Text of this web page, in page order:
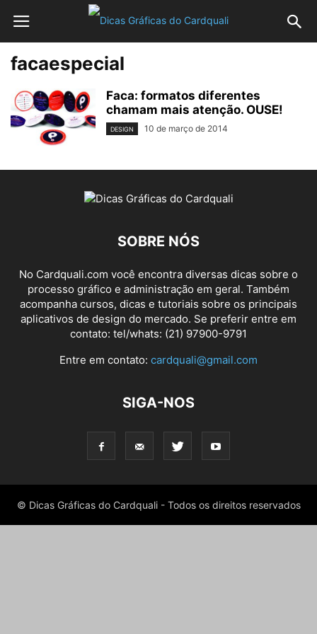
facaespecial
Faca: formatos diferentes
chamam mais atenção. OUSE!
DESIGN 10 de março de 2014
SOBRE NÓS
No Cardquali.com você encontra diversas dicas sobre o
processo gráfico e administração em geral. Também
acompanha cursos, dicas e tutoriais sobre os principais
aplicativos de design do mercado. Se preferir entre em
contato: tel/whats: (21) 97900-9791
Entre em contato: cardquali@gmail.com
SIGA-NOS
© Dicas Gráficas do Cardquali - Todos os direitos reservados